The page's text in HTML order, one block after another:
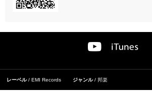
レーベル EMI Records ジャンル 邦楽